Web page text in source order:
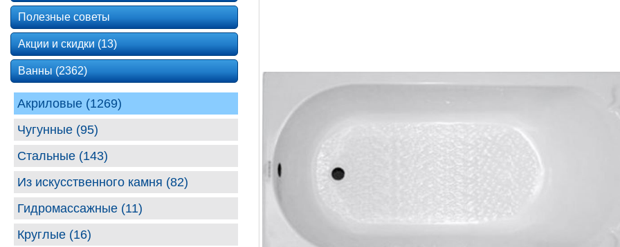
Полезные советы
Акции и скидки (13)
Ванны (2362)
Акриловые (1269)
Чугунные (95)
Стальные (143)
Из искусственного камня (82)
Гидромассажные (11)
Круглые (16)